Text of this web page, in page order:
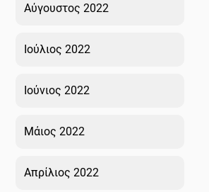
Αύγουστος 2022
Ιούλιος 2022
Ιούνιος 2022
Μάιος 2022
Απρίλιος 2022